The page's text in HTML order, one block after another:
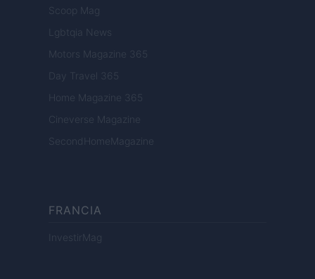
Scoop Mag
Lgbtqia News
Motors Magazine 365
Day Travel 365
Home Magazine 365
Cineverse Magazine
SecondHomeMagazine
FRANCIA
InvestirMag